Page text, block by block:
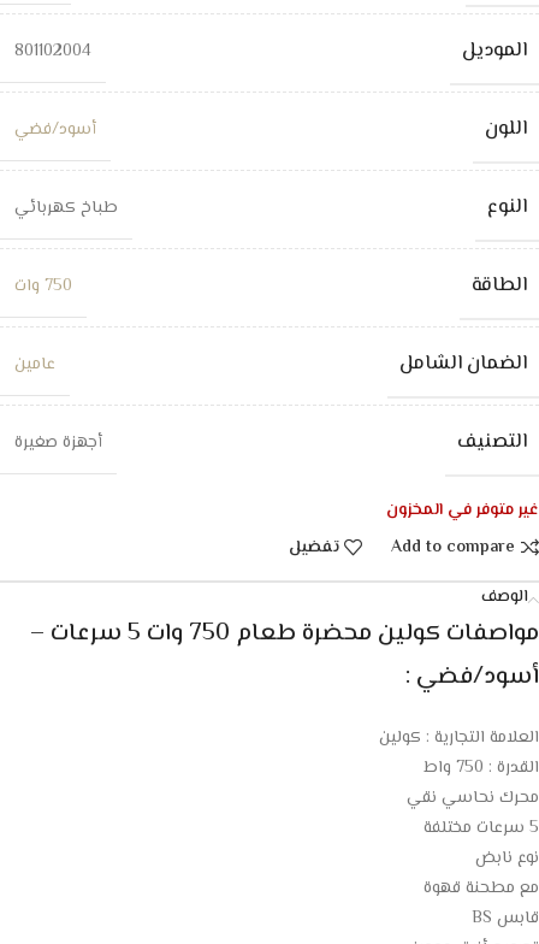
الموديل 801102004
اللون أسود/فضي
النوع طباخ كهربائي
الطاقة 750 وات
الضمان الشامل عامين
التصنيف أجهزة صغيرة
غير متوفر في المخزون
Add to compare
تفضيل
الوصف
مواصفات كولين محضرة طعام 750 وات 5 سرعات –
أسود/فضي :
العلامة التجارية : كولين
القدرة : 750 واط
محرك نحاسي نقي
5 سرعات مختلفة
نوع نابض
مع مطحنة قهوة
قابس BS